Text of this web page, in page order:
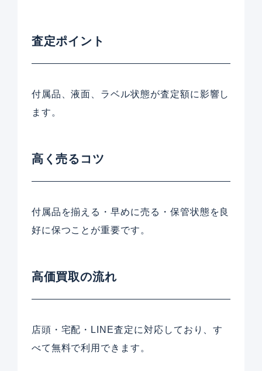
査定ポイント
付属品、液面、ラベル状態が査定額に影響し
ます。
高く売るコツ
付属品を揃える・早めに売る・保管状態を良
好に保つことが重要です。
高価買取の流れ
店頭・宅配・LINE査定に対応しており、す
べて無料で利用できます。